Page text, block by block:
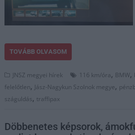
TOVÁBB OLVASOM
JNSZ megyei hírek 116 km/óra, BMW,
felelőtlen, Jász-Nagykun Szolnok megye,
száguldás, traffipax
Döbbenetes képsorok,